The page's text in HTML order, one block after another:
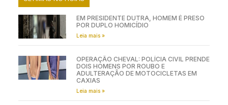
EM PRESIDENTE DUTRA, HOMEM É PRESO
POR DUPLO HOMICÍDIO
Leia mais »
OPERAÇÃO CHEVAL: POLÍCIA CIVIL PRENDE
DOIS HOMENS POR ROUBO E
ADULTERAÇÃO DE MOTOCICLETAS EM
CAXIAS
Leia mais »